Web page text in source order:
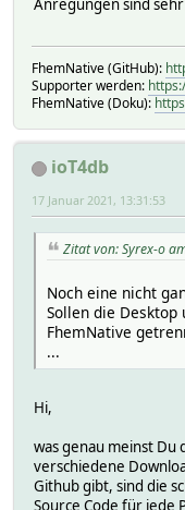
Anregungen sind
FhemNative (GitHub):
Supporter werden:
FhemNative (Doku):
ioT4db
17 Januar 2021, 13:31:53
Zitat von: Syrex-o
Noch eine nicht
Sollen die Desktop
FhemNative
...
Hi,
was genau meinst Du
verschiedene
Github gibt, sind die
Source Code für jede